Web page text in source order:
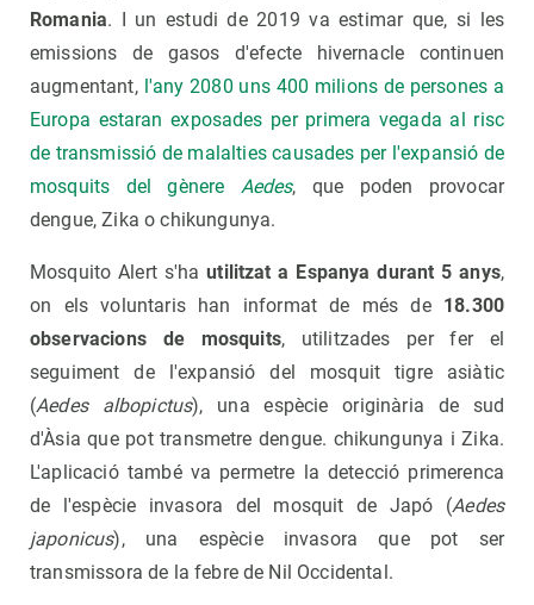
Romania. I un estudi de 2019 va estimar que, si les
emissions de gasos d'efecte hivernacle continuen
augmentant, l'any 2080 uns 400 milions de persones a
Europa estaran exposades per primera vegada al risc
de transmissió de malalties causades per l'expansió de
mosquits del gènere Aedes, que poden provocar
dengue, Zika o chikungunya.
Mosquito Alert s'hautilitzat a Espanya durant 5 anys,
on els voluntaris han informat de més de 18.300
observacions de mosquits, utilitzades per fer el
seguiment de l'expansió del mosquit tigre asiàtic
(Aedes albopictus), una espècie originària de sud
d'Àsia que pot transmetre dengue. chikungunya i Zika.
L'aplicació també va permetre la detecció primerenca
de l'espècie invasora del mosquit de Japó (Aedes
japonicus), una espècie invasora que pot ser
transmissora de la febre de Nil Occidental.